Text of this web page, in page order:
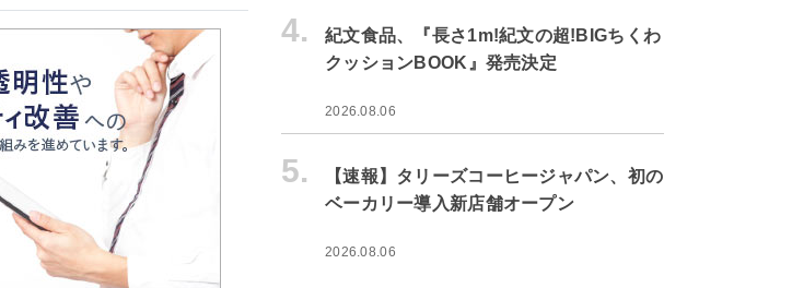
4.
紀文食品、『長さ1m!紀文の超!BIGちくわ
クッションBOOK』発売決定
2026.08.06
5.
【速報】タリーズコーヒージャパン、初の
ベーカリー導入新店舗オープン
2026.08.06